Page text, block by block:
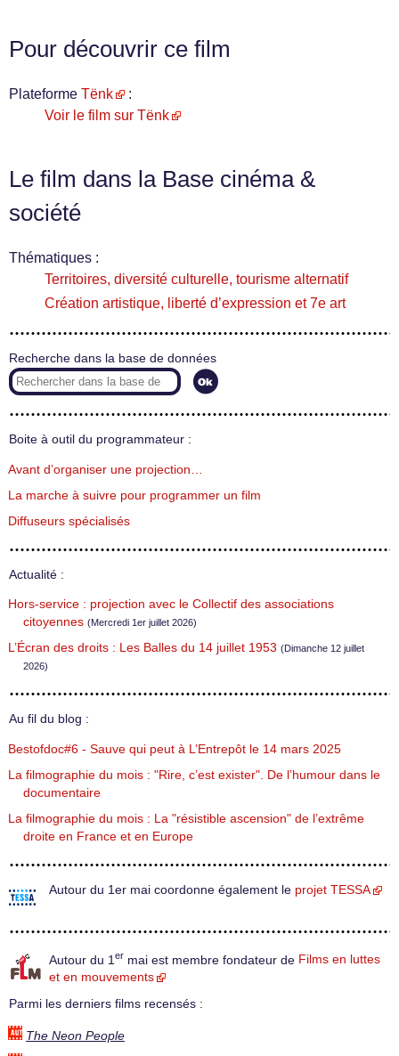
Pour découvrir ce film
Plateforme Tënk
:
Voir le film sur Tënk
Le film dans la Base cinéma &
société
Thématiques :
Territoires, diversité culturelle, tourisme alternatif
Création artistique, liberté d’expression et 7e art
Recherche dans la base de données
Boite à outil du programmateur :
Avant d’organiser une projection…
La marche à suivre pour programmer un film
Diffuseurs spécialisés
Actualité :
Hors-service : projection avec le Collectif des associations
citoyennes (Mercredi 1er juillet 2026)
L’Écran des droits : Les Balles du 14 juillet 1953 (Dimanche 12 juillet
2026)
Au fil du blog :
Bestofdoc#6 - Sauve qui peut à L’Entrepôt le 14 mars 2025
La filmographie du mois : "Rire, c’est exister". De l’humour dans le
documentaire
La filmographie du mois : La "résistible ascension" de l’extrême
droite en France et en Europe
Autour du 1er mai coordonne également le projet TESSA
Autour du 1 er mai est membre fondateur de Films en luttes
et en mouvements
Parmi les derniers films recensés :
The Neon People